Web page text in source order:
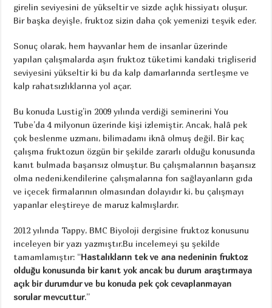
girelin seviyesini de yükseltir ve sizde açlık hissiyatı oluşur.
Bir başka deyişle, fruktoz sizin daha çok yemenizi teşvik eder.
Sonuç olarak, hem hayvanlar hem de insanlar üzerinde
yapılan çalışmalarda aşırı fruktoz tüketimi kandaki trigliserid
seviyesini yükseltir ki bu da kalp damarlarında sertleşme ve
kalp rahatsızlıklarına yol açar.
Bu konuda Lustig’in 2009 yılında verdiği seminerini You
Tube’da 4 milyonun üzerinde kişi izlemiştir. Ancak, halâ pek
çok beslenme uzmanı, bilimadamı iknâ olmuş değil. Bir kaç
çalışma fruktozun özgün bir şekilde zararlı olduğu konusunda
kanıt bulmada başarısız olmuştur. Bu çalışmalarının başarısız
olma nedeni,kendilerine çalışmalarına fon sağlayanların gıda
ve içecek firmalarının olmasından dolayıdır ki, bu çalışmayı
yapanlar eleştireye de maruz kalmışlardır.
2012 yılında Tappy, BMC Biyoloji dergisine fruktoz konusunu
inceleyen bir yazı yazmıştır.Bu incelemeyi şu şekilde
tamamlamıştır: “Hastalıkların tek ve ana nedeninin fruktoz
olduğu konusunda bir kanıt yok ancak bu durum araştırmaya
açık bir durumdur ve bu konuda pek çok cevaplanmayan
sorular mevcuttur.”